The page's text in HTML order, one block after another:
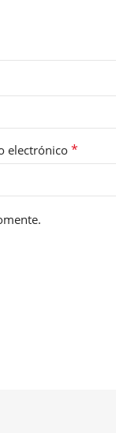
electrónico *